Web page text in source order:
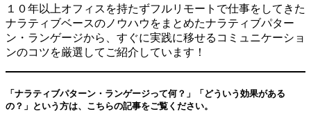
１０年以上オフィスを持たずフルリモートで仕事をしてきた
ナラティブベースのノウハウをまとめたナラティブパター
ン・ランゲージから、すぐに実践に移せるコミュニケーショ
ンのコツを厳選してご紹介しています！
「ナラティブパターン・ランゲージって何？」「どういう効果がある
の？」という方は、こちらの記事をご覧ください。